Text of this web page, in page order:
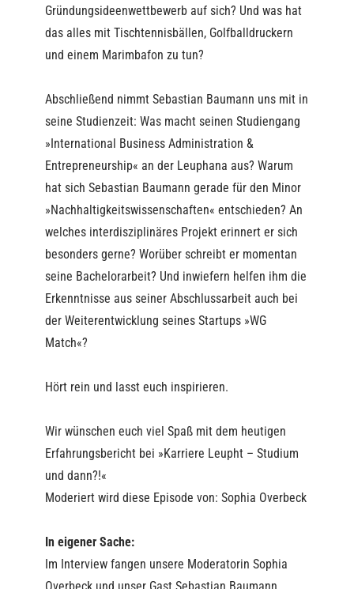
Gründungsideenwettbewerb auf sich? Und was hat
das alles mit Tischtennisbällen, Golfballdruckern
und einem Marimbafon zu tun?
Abschließend nimmt Sebastian Baumann uns mit in
seine Studienzeit: Was macht seinen Studiengang
»International Business Administration &
Entrepreneurship« an der Leuphana aus? Warum
hat sich Sebastian Baumann gerade für den Minor
»Nachhaltigkeitswissenschaften« entschieden? An
welches interdisziplinäres Projekt erinnert er sich
besonders gerne? Worüber schreibt er momentan
seine Bachelorarbeit? Und inwiefern helfen ihm die
Erkenntnisse aus seiner Abschlussarbeit auch bei
der Weiterentwicklung seines Startups »WG
Match«?
Hört rein und lasst euch inspirieren.
Wir wünschen euch viel Spaß mit dem heutigen
Erfahrungsbericht bei »Karriere Leupht – Studium
und dann?!«
Moderiert wird diese Episode von: Sophia Overbeck
In eigener Sache:
Im Interview fangen unsere Moderatorin Sophia